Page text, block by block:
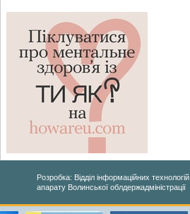
Розробка: Відділ інформаційних технологій
апарату Волинської облдержадміністрації